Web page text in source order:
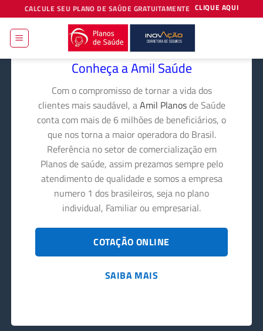
to
content
CALCULE SEU PLANO DE SAÚDE GRATUITAMENTE CLIQUE AQUI
Conheça a Amil Saúde
Com o compromisso de tornar a vida dos
clientes mais saudável, aAmil Planosde Saúde
conta com mais de 6 milhões de beneficiários, o
que nos torna a maior operadora do Brasil.
Referência no setor de comercialização em
Planos de saúde, assim prezamos sempre pelo
atendimento de qualidade e somos a empresa
numero 1 dos brasileiros, seja no plano
individual, Familiar ou empresarial.
COTAÇÃO ONLINE
SAIBA MAIS